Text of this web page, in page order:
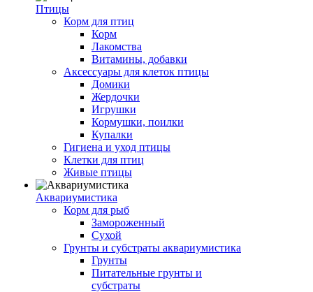
Птицы
Корм для птиц
Корм
Лакомства
Витамины, добавки
Аксессуары для клеток птицы
Домики
Жердочки
Игрушки
Кормушки, поилки
Купалки
Гигиена и уход птицы
Клетки для птиц
Живые птицы
Аквариумистика
Корм для рыб
Замороженный
Сухой
Грунты и субстраты аквариумистика
Грунты
Питательные грунты и
субстраты